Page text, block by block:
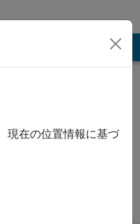
現在の位置情報に基づ